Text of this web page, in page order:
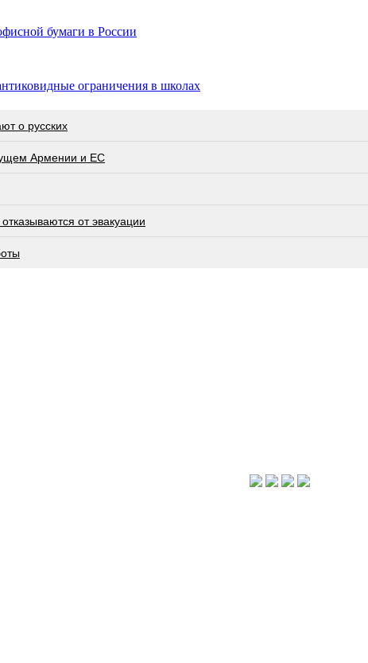
бумаги в России
ограничения в школах
о русских
Армении и ЕС
от эвакуации